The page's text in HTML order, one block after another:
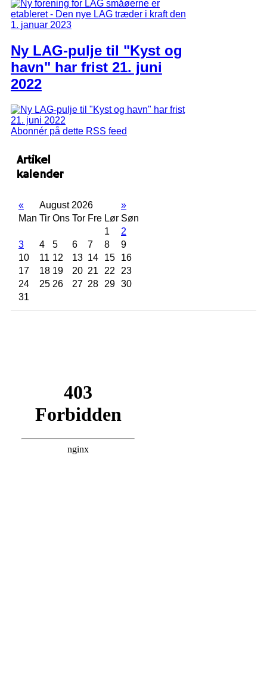
Ny LAG-pulje til "Kyst og
havn" har frist 21. juni
2022
Abonnér på dette RSS feed
Artikel
kalender
« August 2026
»
Man Tir Ons Tor Fre Lør Søn
1
2
3
4 5 6 7 8
9
10
11 12 13 14 15
16
17
18 19 20 21 22
23
24
25 26 27 28 29 30
31